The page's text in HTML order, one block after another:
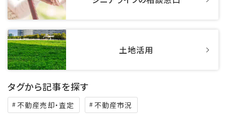
土地活用
タグから記事を探す
不動産売却・査定
不動産市況